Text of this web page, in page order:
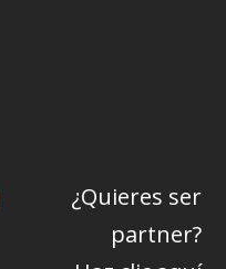
¿Quieres ser
partner?